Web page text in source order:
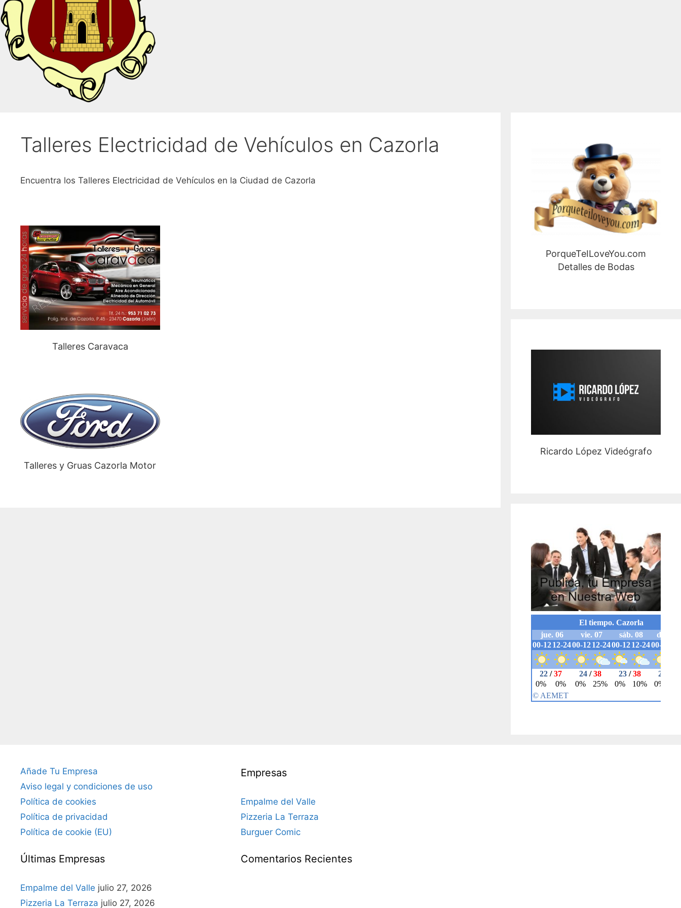
Talleres Electricidad de Vehículos en Cazorla
Encuentra los Talleres Electricidad de Vehículos en la Ciudad de Cazorla
Talleres Caravaca
Talleres y Gruas Cazorla Motor
PorqueTeILoveYou.com
Detalles de Bodas
Ricardo López Videógrafo
Añade Tu Empresa
Aviso legal y condiciones de uso
Política de cookies
Política de privacidad
Política de cookie (EU)
Últimas Empresas
Empalme del Valle julio 27, 2026
Pizzeria La Terraza julio 27, 2026
Empresas
Empalme del Valle
Pizzeria La Terraza
Burguer Comic
Comentarios Recientes